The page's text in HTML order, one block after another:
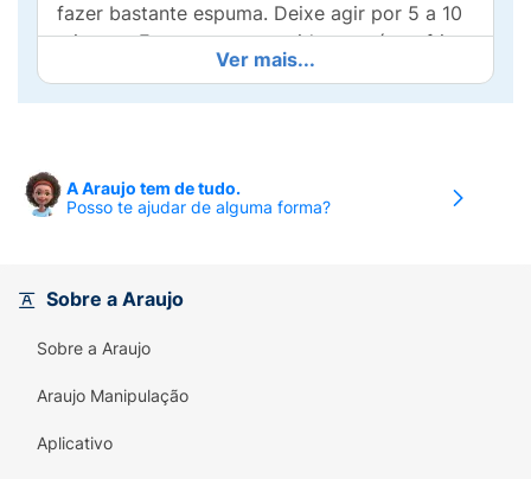
fazer bastante espuma. Deixe agir por 5 a 10
minutos. Enxague em seguida com água fria
ou morna. Repita a aplicação diariamente por
6 a 8 dias.
Ver mais...
A Araujo tem de tudo.
Posso te ajudar de alguma forma?
Sobre a Araujo
Sobre a Araujo
Araujo Manipulação
Aplicativo